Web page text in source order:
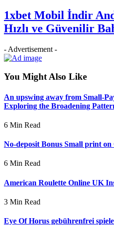
1xbet Mobil İndir
Hızlı ve Güvenilir
- Advertisement -
You Might Also Like
An upswing away from Small-
Exploring the Broadening
6 Min Read
No-deposit Bonus Small print on
6 Min Read
American Roulette Online UK
3 Min Read
Eye Of Horus gebührenfrei